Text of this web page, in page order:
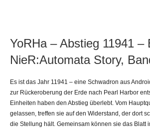
YoRHa – Abstieg 11941 –
NieR:Automata Story,
Es ist das Jahr 11941 – eine Schwadron aus
zur Rückeroberung der Erde nach Pearl Harbor
Einheiten haben den Abstieg überlebt. Vom
gelassen, treffen sie auf den Widerstand, der dort
die Stellung hält. Gemeinsam können sie das Blatt